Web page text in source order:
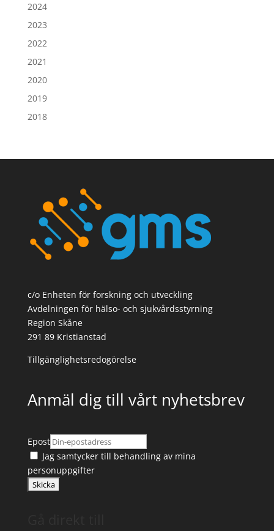
2024
2023
2022
2021
2020
2019
2018
c/o Enheten för forskning och utveckling
Avdelningen för hälso- och sjukvårdsstyrning
Region Skåne
291 89 Kristianstad
Tillgänglighetsredogörelse
Anmäl dig till vårt nyhetsbrev
Epost
Jag samtycker till behandling av mina
personuppgifter